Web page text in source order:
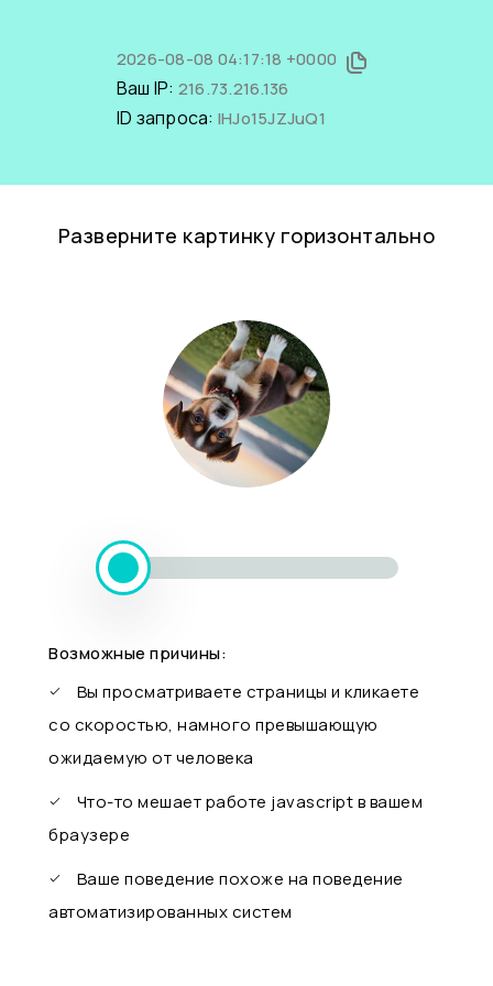
2026-08-08 04:17:18 +0000
Ваш IP: 216.73.216.136
ID запроса: IHJo15JZJuQ1
Разверните картинку горизонтально
Возможные причины:
Вы просматриваете страницы и кликаете
со скоростью, намного превышающую
ожидаемую от человека
Что-то мешает работе javascript в вашем
браузере
Ваше поведение похоже на поведение
автоматизированных систем